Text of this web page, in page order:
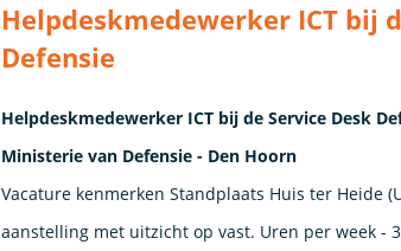
Helpdeskmedewerker ICT bij
Defensie
Helpdeskmedewerker ICT bij de Service Desk
Ministerie van Defensie - Den Hoorn
Vacature kenmerken Standplaats Huis ter Heide
aanstelling met uitzicht op vast. Uren per week -